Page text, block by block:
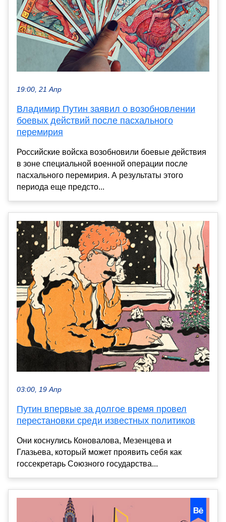
19:00, 21 Апр
Владимир Путин заявил о возобновлении
боевых действий после пасхального
перемирия
Российские войска возобновили боевые действия
в зоне специальной военной операции после
пасхального перемирия. А результаты этого
периода еще предсто...
03:00, 19 Апр
Путин впервые за долгое время провел
перестановки среди известных политиков
Они коснулись Коновалова, Мезенцева и
Глазьева, который может проявить себя как
госсекретарь Союзного государства...